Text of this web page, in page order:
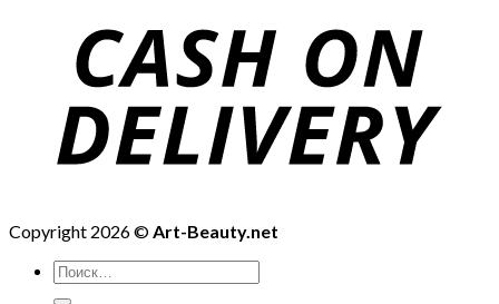
Copyright 2026 ©Art-Beauty.net
Искать: